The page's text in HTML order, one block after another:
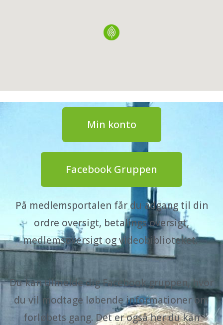
Min konto
Facebook Gruppen
På medlemsportalen får du adgang til din
ordre oversigt, betalings oversigt,
medlemsoversigt og videobiblioteket.
Du kan tilmelde dig Facebook gruppen, hvor
du vil modtage løbende informationer om
forløbets gang. Det er også her du kan